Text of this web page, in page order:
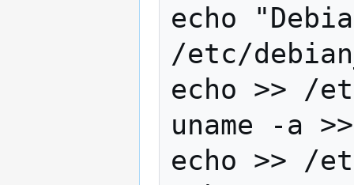
echo
/etc/
echo >> /
uname -a
echo >> /